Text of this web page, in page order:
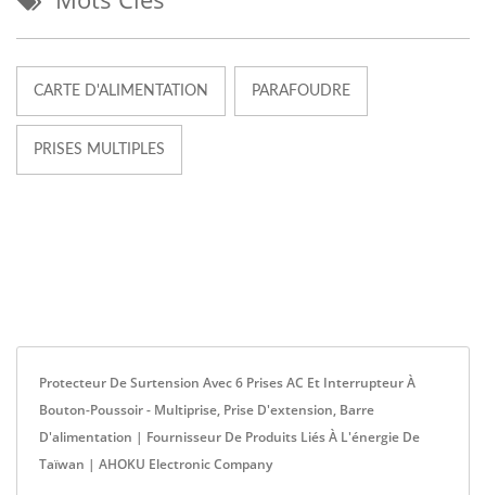
CARTE D'ALIMENTATION PARAFOUDRE
PRISES MULTIPLES
Protecteur De Surtension Avec 6 Prises AC Et Interrupteur À
Bouton-Poussoir - Multiprise, Prise D'extension, Barre
D'alimentation | Fournisseur De Produits Liés À L'énergie De
Taïwan | AHOKU Electronic Company